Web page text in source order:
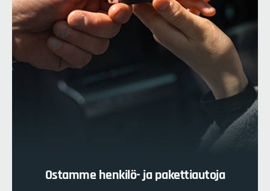
Ostamme henkilö- ja pakettiautoja